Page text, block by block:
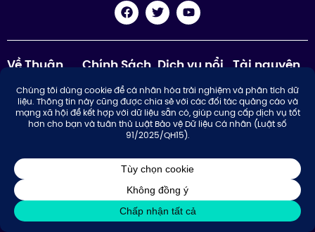
Về Thuận
Giới thiệu
Liên hệ
Chính Sách
Chính sách
bảo mật
Các điều
khoản chung
Chính sách
thanh toán
Chính sách
nội dung
Dịch vụ nổi
Thành lập
công ty trọn
gói
Thay đổi
thông tin
doanh
nghiệp
Tài nguyên
Kiến thức
Hỏi
đáp
Mới